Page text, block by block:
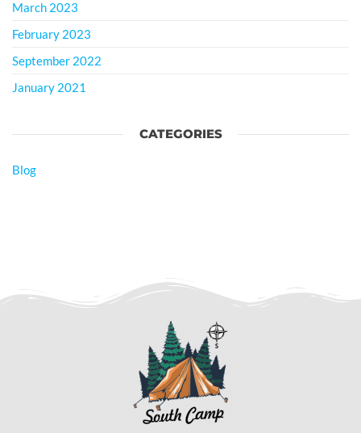
March 2023
February 2023
September 2022
January 2021
CATEGORIES
Blog